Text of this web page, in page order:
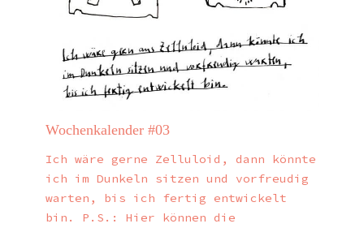
Wochenkalender #03
Ich wäre gerne Zelluloid, dann könnte
ich im Dunkeln sitzen und vorfreudig
warten, bis ich fertig entwickelt
bin. P.S.: Hier können die